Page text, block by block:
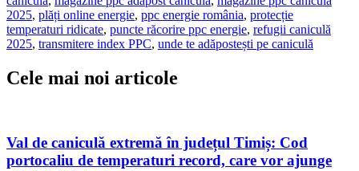
2025, plăți online energie, ppc energie românia, protecție
temperaturi ridicate, puncte răcorire ppc energie, refugii caniculă
2025, transmitere index PPC, unde te adăpostești pe caniculă
Cele mai noi articole
Val de caniculă extremă în județul Timiș: Cod
portocaliu de temperaturi record, care vor ajunge